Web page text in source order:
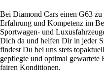
Bei Diamond Cars einen G63
Erfahrung und Kompetenz im
Sportwagen- und
Dich da und helfen Dir in jeder
findest Du bei uns stets
gepflegte und optimal gewartete
fairen Konditionen.